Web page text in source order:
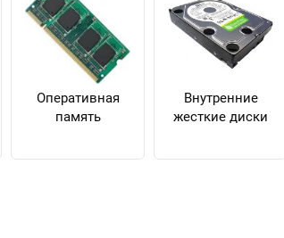
Оперативная
память
Внутренние
жесткие диски